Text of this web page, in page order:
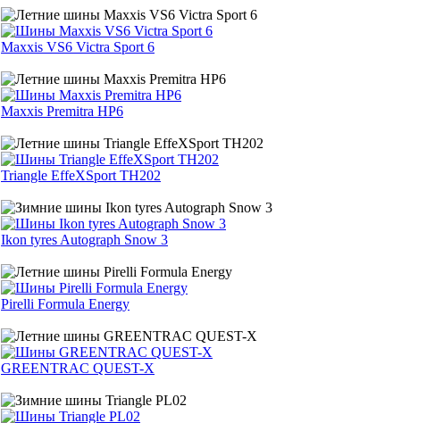
Maxxis VS6 Victra Sport 6
Maxxis Premitra HP6
Triangle EffeXSport TH202
Ikon tyres Autograph Snow 3
Pirelli Formula Energy
GREENTRAC QUEST-X